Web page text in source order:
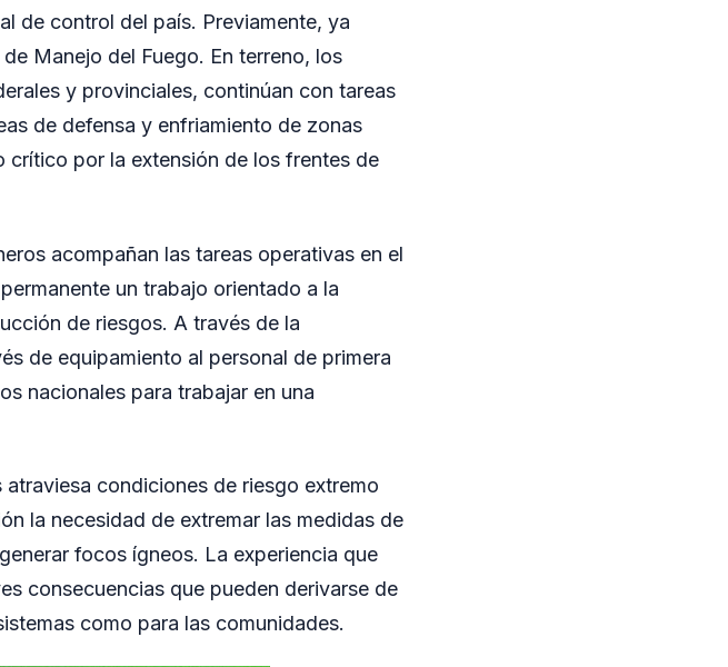
de control del país. Previamente, ya
Manejo del Fuego. En terreno, los
y provinciales, continúan con tareas
de defensa y enfriamiento de zonas
crítico por la extensión de los frentes de
acompañan las tareas operativas en el
un trabajo orientado a la
de riesgos. A través de la
de equipamiento al personal de primera
nacionales para trabajar en una
condiciones de riesgo extremo
la necesidad de extremar las medidas de
focos ígneos. La experiencia que
consecuencias que pueden derivarse de
como para las comunidades.